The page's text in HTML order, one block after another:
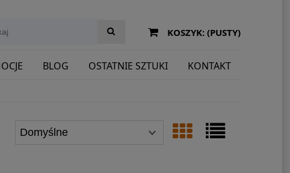
KOSZYK: (PUSTY)
BLOG OSTATNIE SZTUKI KONTAKT